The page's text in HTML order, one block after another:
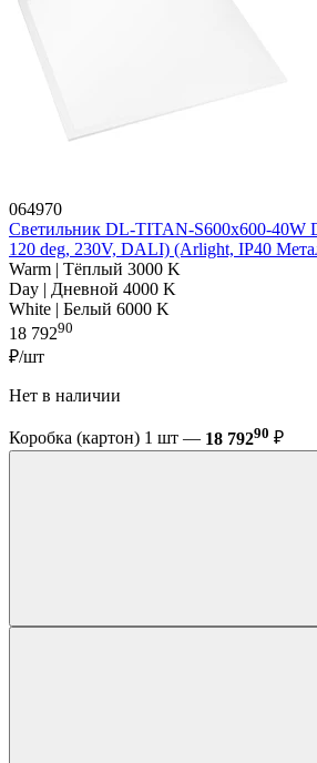
064970
Светильник DL-TITAN-S600x600-40W
120 deg, 230V, DALI) (Arlight, IP40
Warm | Тёплый 3000 K
Day | Дневной 4000 K
White | Белый 6000 K
18 79290
₽/шт
Нет в наличии
Коробка (картон) 1 шт — 18 79290 ₽